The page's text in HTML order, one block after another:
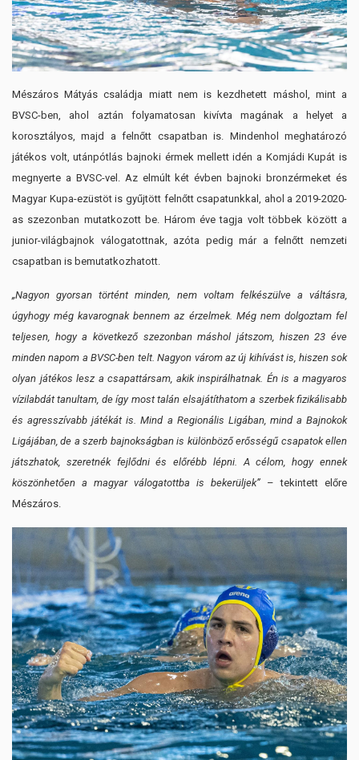
Mészáros Mátyás családja miatt nem is kezdhetett máshol, mint a
BVSC-ben, ahol aztán folyamatosan kivívta magának a helyet a
korosztályos, majd a felnőtt csapatban is. Mindenhol meghatározó
játékos volt, utánpótlás bajnoki érmek mellett idén a Komjádi Kupát is
megnyerte a BVSC-vel. Az elmúlt két évben bajnoki bronzérmeket és
Magyar Kupa-ezüstöt is gyűjtött felnőtt csapatunkkal, ahol a 2019-2020-
as szezonban mutatkozott be. Három éve tagja volt többek között a
junior-világbajnok válogatottnak, azóta pedig már a felnőtt nemzeti
csapatban is bemutatkozhatott.
„Nagyon gyorsan történt minden, nem voltam felkészülve a váltásra,
úgyhogy még kavarognak bennem az érzelmek. Még nem dolgoztam fel
teljesen, hogy a következő szezonban máshol játszom, hiszen 23 éve
minden napom a BVSC-ben telt. Nagyon várom az új kihívást is, hiszen sok
olyan játékos lesz a csapattársam, akik inspirálhatnak. Én is a magyaros
vízilabdát tanultam, de így most talán elsajátíthatom a szerbek fizikálisabb
és agresszívabb játékát is. Mind a Regionális Ligában, mind a Bajnokok
Ligájában, de a szerb bajnokságban is különböző erősségű csapatok ellen
játszhatok, szeretnék fejlődni és előrébb lépni. A célom, hogy ennek
köszönhetően a magyar válogatottba is bekerüljek” – tekintett előre
Mészáros.